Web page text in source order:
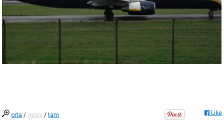
orta / geniş /tam Like